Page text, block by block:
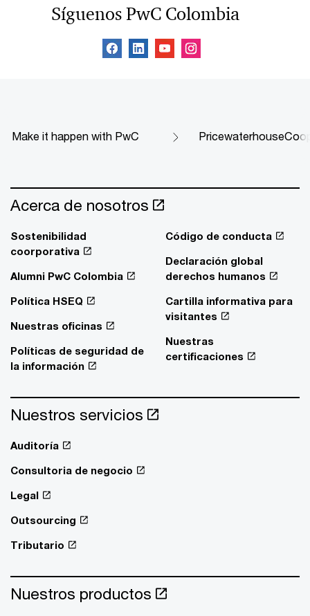
Síguenos PwC Colombia
Make it happen with PwC
Acerca de nosotros
Sostenibilidad
coorporativa
Alumni PwC Colombia
Política HSEQ
Nuestras oficinas
Políticas de seguridad de
la información
Código de conducta
Declaración global
derechos humanos
Cartilla informativa para
visitantes
Nuestras
certificaciones
Nuestros servicios
Auditoría
Consultoria de negocio
Legal
Outsourcing
Tributario
Nuestros productos